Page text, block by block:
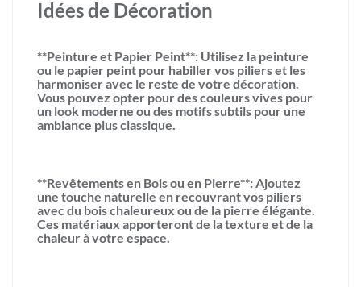
Idées de Décoration
**Peinture et Papier Peint**: Utilisez la peinture
ou le papier peint pour habiller vos piliers et les
harmoniser avec le reste de votre décoration.
Vous pouvez opter pour des couleurs vives pour
un look moderne ou des motifs subtils pour une
ambiance plus classique.
**Revêtements en Bois ou en Pierre**: Ajoutez
une touche naturelle en recouvrant vos piliers
avec du bois chaleureux ou de la pierre élégante.
Ces matériaux apporteront de la texture et de la
chaleur à votre espace.